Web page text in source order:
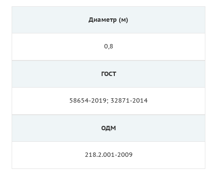
Диаметр (м)
0,8
ГОСТ
58654-2019; 32871-2014
ОДМ
218.2.001-2009